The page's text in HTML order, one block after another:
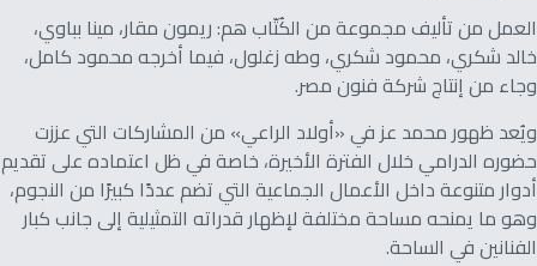
العمل من تأليف مجموعة من الكُتّاب هم: ريمون مقار، مينا بباوي،
خالد شكري، محمود شكري، وطه زغلول، فيما أخرجه محمود كامل،
وجاء من إنتاج شركة فنون مصر.
ويُعد ظهور محمد عز في «أولاد الراعي» من المشاركات التي عززت
حضوره الدرامي خلال الفترة الأخيرة، خاصة في ظل اعتماده على تقديم
أدوار متنوعة داخل الأعمال الجماعية التي تضم عددًا كبيرًا من النجوم،
وهو ما يمنحه مساحة مختلفة لإظهار قدراته التمثيلية إلى جانب كبار
الفنانين في الساحة.